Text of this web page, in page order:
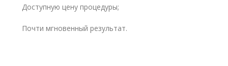
Доступную цену процедуры;
Почти мгновенный результат.